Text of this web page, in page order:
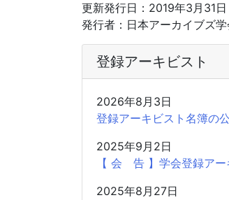
更新発行日：2019年3月31日
発行者：日本アーカイブ
登録アーキビスト
2026年8月3日
登録アーキビスト名簿の
2025年9月2日
【 会 告 】学会登録アー
2025年8月27日